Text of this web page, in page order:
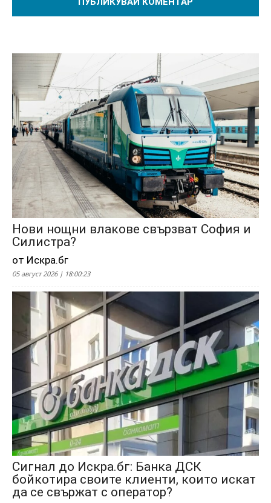
Нови нощни влакове свързват София и
Силистра?
от Искра.бг
05 август 2026 | 18:00:23
Сигнал до Искра.бг: Банка ДСК
бойкотира своите клиенти, които искат
да се свържат с оператор?